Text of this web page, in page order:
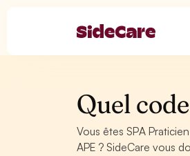
Quel
Vous êtes SPA
APE ? SideCare vous